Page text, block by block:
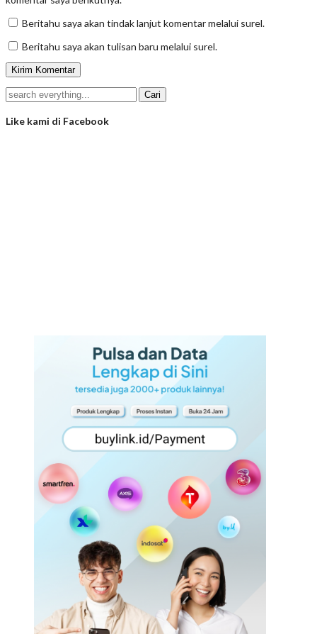
Beritahu saya akan tindak lanjut komentar melalui surel.
Beritahu saya akan tulisan baru melalui surel.
Like kami di Facebook